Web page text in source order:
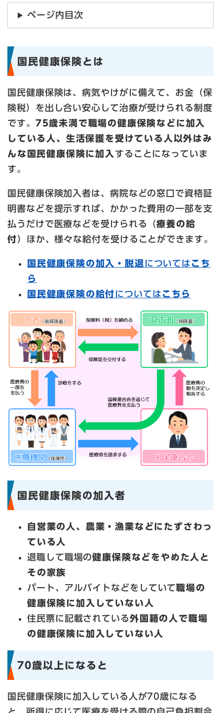
ページ内目次
国民健康保険とは
国民健康保険は、病気やけがに備えて、お金（保
険税）を出し合い安心して治療が受けられる制度
です。 75歳未満で職場の健康保険などに加入
している人、生活保護を受けている人以外はみ
んな国民健康保険に加入 することになっていま
す。
国民健康保険加入者は、病院などの窓口で資格証
明書などを提示すれば、かかった費用の一部を支
払うだけで医療などを受けられる（療養の給
付）ほか、様々な給付を受けることができます。
国民健康保険の加入・脱退 については こち
ら​
国民健康保険の給付 については こちら​
国民健康保険の加入者
自営業の人、農業・漁業などにたずさわっ
ている人
退職して職場の健康保険などをやめた人と
その家族
パート、アルバイトなどをしていて職場の
健康保険に加入していない人
住民票に記載されている外国籍の人で職場
の健康保険に加入していない人
70歳以上になると
国民健康保険に加入している人が70歳になる